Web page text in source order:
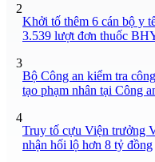
2
Khởi tố thêm 6 cán bộ y
3.539 lượt đơn thuốc
3
Bộ Công an kiểm tra
tạo phạm nhân tại Công
4
Truy tố cựu Viện trưởng
nhận hối lộ hơn 8 tỷ đồng